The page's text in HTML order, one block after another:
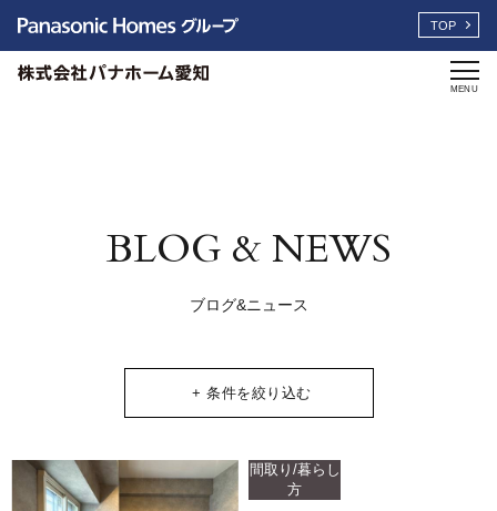
TOP
MENU
BLOG & NEWS
ブログ&ニュース
+ 条件を絞り込む
間取り/暮らし
方